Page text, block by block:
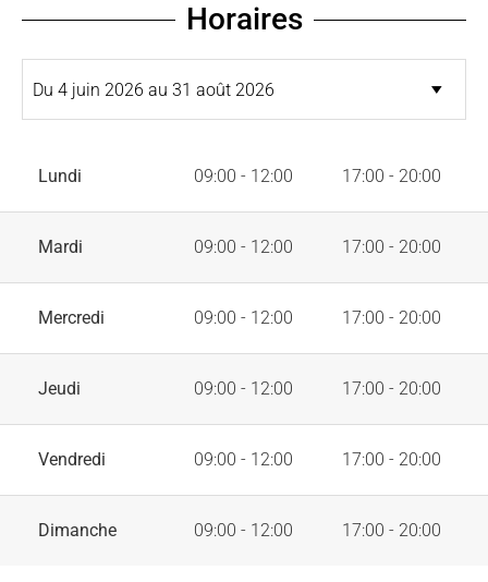
Horaires
Lundi 09:00 - 12:00 17:00 - 20:00
Mardi 09:00 - 12:00 17:00 - 20:00
Mercredi 09:00 - 12:00 17:00 - 20:00
Jeudi 09:00 - 12:00 17:00 - 20:00
Vendredi 09:00 - 12:00 17:00 - 20:00
Dimanche 09:00 - 12:00 17:00 - 20:00